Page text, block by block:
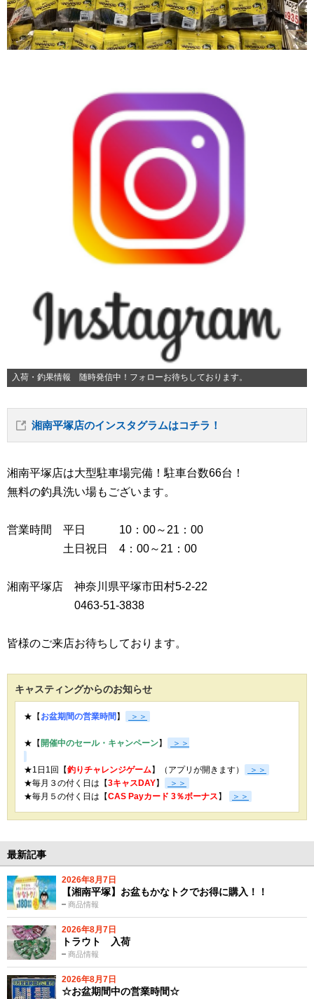
入荷・釣果情報 随時発信中！フォローお待ちしております。
湘南平塚店のインスタグラムはコチラ！
湘南平塚店は大型駐車場完備！駐車台数66台！
無料の釣具洗い場もございます。
営業時間 平日 10：00～21：00
土日祝日 4：00～21：00
湘南平塚店 神奈川県平塚市田村5-2-22
0463-51-3838
皆様のご来店お待ちしております。
キャスティングからのお知らせ
★【 お盆期間の営業時間 】 ＞＞
★【 開催中のセール・キャンペーン】 ＞＞
★1日1回【釣りチャレンジゲーム】（アプリが開きます）
＞＞
★毎月３の付く日は【3キャスDAY】
＞＞
★毎月５の付く日は【CAS Payカード 3％ボーナス 】 ＞＞
最新記事
2026年8月7日
商品情報
【湘南平塚】お盆もかなトクでお得に購入！！
2026年8月7日
商品情報
トラウト 入荷
2026年8月7日
☆お盆期間中の営業時間☆